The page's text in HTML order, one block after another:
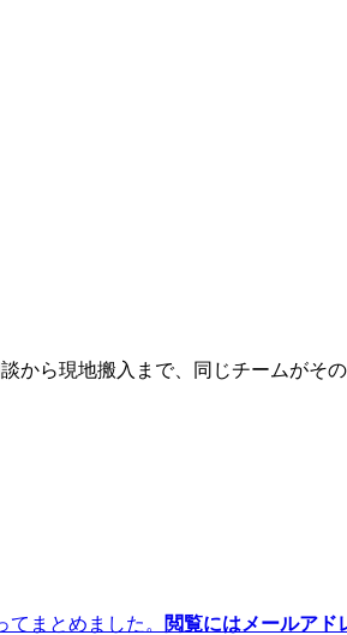
から現地搬入まで、同じチームがその
まとめました。 閲覧にはメールアド